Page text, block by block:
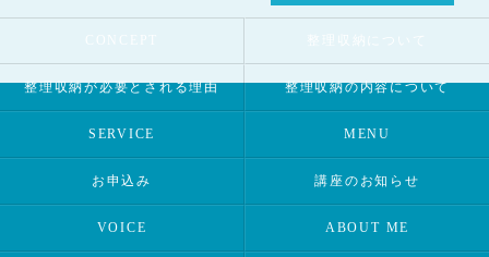
CONCEPT 整理収納について
整理収納が必要とされる理由 整理収納の内容について
SERVICE MENU
お申込み 講座のお知らせ
VOICE ABOUT ME